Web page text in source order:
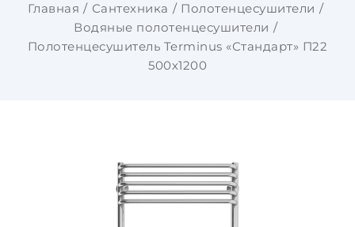
Главная Сантехника
Полотенцесушители
Водяные полотенцесушители
Полотенцесушитель Terminus «Стандарт» П22
500х1200